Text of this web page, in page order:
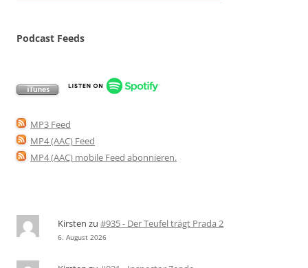
Podcast Feeds
MP3 Feed
MP4 (AAC) Feed
MP4 (AAC) mobile Feed abonnieren.
Kirsten zu #935 - Der Teufel trägt Prada 2
6. August 2026